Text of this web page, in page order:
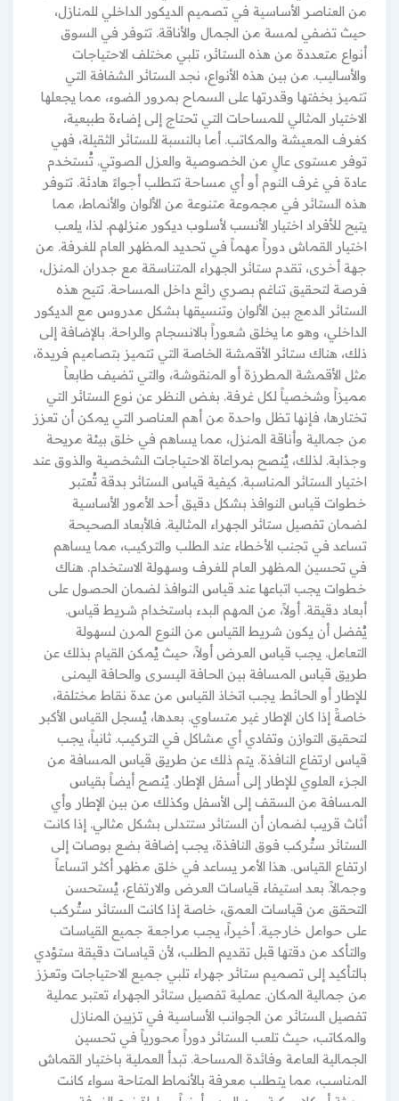
من العناصر الأساسية في تصميم الديكور الداخلي للمنازل،
حيث تضفي لمسة من الجمال والأناقة. تتوفر في السوق
أنواع متعددة من هذه الستائر، تلبي مختلف الاحتياجات
والأساليب. من بين هذه الأنواع، نجد الستائر الشفافة التي
تتميز بخفتها وقدرتها على السماح بمرور الضوء، مما يجعلها
الاختيار المثالي للمساحات التي تحتاج إلى إضاءة طبيعية،
كغرف المعيشة والمكاتب. أما بالنسبة للستائر الثقيلة، فهي
توفر مستوى عالٍ من الخصوصية والعزل الصوتي. تُستخدم
عادة في غرف النوم أو أي مساحة تتطلب أجواءً هادئة. تتوفر
هذه الستائر في مجموعة متنوعة من الألوان والأنماط، مما
يتيح للأفراد اختيار الأنسب لأسلوب ديكور منزلهم. لذا، يلعب
اختيار القماش دوراً مهماً في تحديد المظهر العام للغرفة. من
جهة أخرى، تقدم ستائر الجهراء المتناسقة مع جدران المنزل،
فرصة لتحقيق تناغم بصري رائع داخل المساحة. تتيح هذه
الستائر الدمج بين الألوان وتنسيقها بشكل مدروس مع الديكور
الداخلي، وهو ما يخلق شعوراً بالانسجام والراحة. بالإضافة إلى
ذلك، هناك ستائر الأقمشة الخاصة التي تتميز بتصاميم فريدة،
مثل الأقمشة المطرزة أو المنقوشة، والتي تضيف طابعاً
مميزاً وشخصياً لكل غرفة. بغض النظر عن نوع الستائر التي
تختارها، فإنها تظل واحدة من أهم العناصر التي يمكن أن تعزز
من جمالية وأناقة المنزل، مما يساهم في خلق بيئة مريحة
وجذابة. لذلك، يُنصح بمراعاة الاحتياجات الشخصية والذوق عند
اختيار الستائر المناسبة. كيفية قياس الستائر بدقة تُعتبر
خطوات قياس النوافذ بشكل دقيق أحد الأمور الأساسية
لضمان تفصيل ستائر الجهراء المثالية. فالأبعاد الصحيحة
تساعد في تجنب الأخطاء عند الطلب والتركيب، مما يساهم
في تحسين المظهر العام للغرف وسهولة الاستخدام. هناك
خطوات يجب اتباعها عند قياس النوافذ لضمان الحصول على
أبعاد دقيقة. أولاً، من المهم البدء باستخدام شريط قياس.
يُفضل أن يكون شريط القياس من النوع المرن لسهولة
التعامل. يجب قياس العرض أولاً، حيث يُمكن القيام بذلك عن
طريق قياس المسافة بين الحافة اليسرى والحافة اليمنى
للإطار أو الحائط. يجب اتخاذ القياس من عدة نقاط مختلفة،
خاصةً إذا كان الإطار غير متساوي. بعدها، يُسجل القياس الأكبر
لتحقيق التوازن وتفادي أي مشاكل في التركيب. ثانياً، يجب
قياس ارتفاع النافذة. يتم ذلك عن طريق قياس المسافة من
الجزء العلوي للإطار إلى أسفل الإطار. يُنصح أيضاً بقياس
المسافة من السقف إلى الأسفل وكذلك من بين الإطار وأي
أثاث قريب لضمان أن الستائر ستتدلى بشكل مثالي. إذا كانت
الستائر ستُركب فوق النافذة، يجب إضافة بضع بوصات إلى
ارتفاع القياس. هذا الأمر يساعد في خلق مظهر أكثر اتساعاً
وجمالاً. بعد استيفاء قياسات العرض والارتفاع، يُستحسن
التحقق من قياسات العمق، خاصة إذا كانت الستائر ستُركب
على حوامل خارجية. أخيراً، يجب مراجعة جميع القياسات
والتأكد من دقتها قبل تقديم الطلب، لأن قياسات دقيقة ستؤدي
بالتأكيد إلى تصميم ستائر جهراء تلبي جميع الاحتياجات وتعزز
من جمالية المكان. عملية تفصيل ستائر الجهراء تعتبر عملية
تفصيل الستائر من الجوانب الأساسية في تزيين المنازل
والمكاتب، حيث تلعب الستائر دوراً محورياً في تحسين
الجمالية العامة وفائدة المساحة. تبدأ العملية باختيار القماش
المناسب، مما يتطلب معرفة بالأنماط المتاحة سواء كانت